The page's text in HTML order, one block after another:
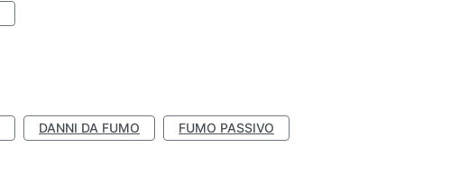
DANNI DA FUMO
FUMO PASSIVO